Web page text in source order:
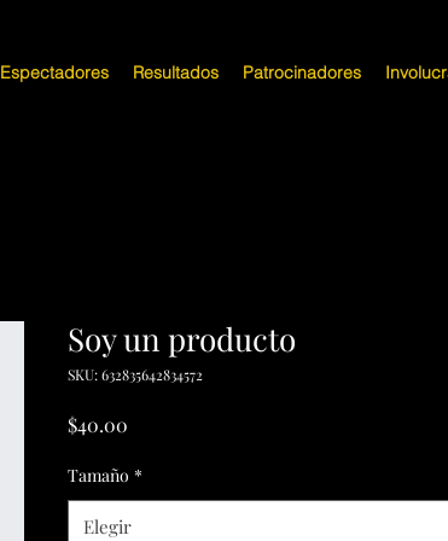
Espectadores Resultados Patrocinadores
Soy un producto
SKU: 632835642834572
$40.00
Tamaño *
Elegir